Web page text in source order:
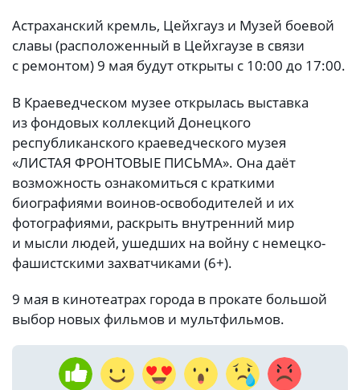
Астраханский кремль, Цейхгауз и Музей боевой
славы (расположенный в Цейхгаузе в связи
с ремонтом) 9 мая будут открыты с 10:00 до 17:00.
В Краеведческом музее открылась выставка
из фондовых коллекций Донецкого
республиканского краеведческого музея
«ЛИСТАЯ ФРОНТОВЫЕ ПИСЬМА». Она даёт
возможность ознакомиться с краткими
биографиями воинов-освободителей и их
фотографиями, раскрыть внутренний мир
и мысли людей, ушедших на войну с немецко-
фашистскими захватчиками (6+).
9 мая в кинотеатрах города в прокате большой
выбор новых фильмов и мультфильмов.